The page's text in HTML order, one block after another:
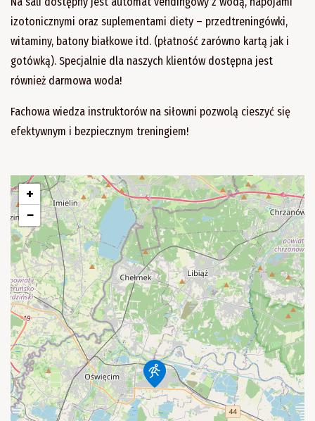
izotonicznymi oraz suplementami diety – przedtreningówki,
witaminy, batony białkowe itd. (płatność zarówno kartą jak i
gotówką). Specjalnie dla naszych klientów dostępna jest
również darmowa woda!
Fachowa wiedza instruktorów na siłowni pozwolą cieszyć się
efektywnym i bezpiecznym treningiem!
+
−